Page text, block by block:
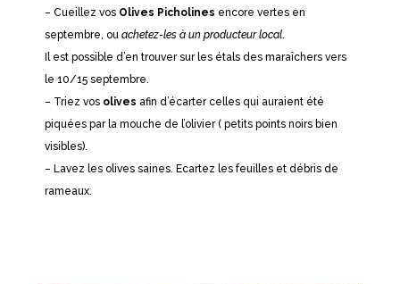
– Cueillez vos O lives Picholines encore vertes en
septembre, ou achetez-les à un producteur local.
Il est possible d’en trouver sur les étals des maraîchers vers
le 10/15 septembre.
– Triez vos olives afin d’écarter celles qui auraient été
piquées par la mouche de l’olivier ( petits points noirs bien
visibles).
– Lavez les olives saines. Ecartez les feuilles et débris de
rameaux.